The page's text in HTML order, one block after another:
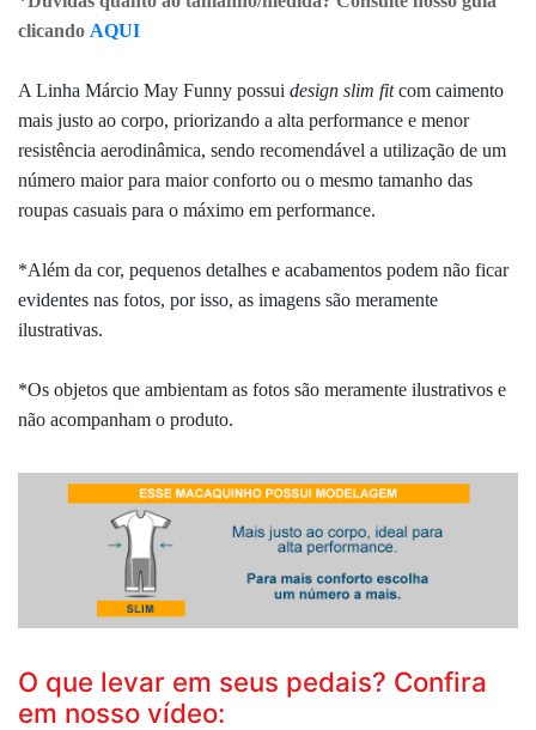
clicando AQUI
A Linha Márcio May Funny possui design slim fitcom caimento
mais justo ao corpo, priorizando a alta performance e menor
resistência aerodinâmica, sendo recomendável a utilização de um
número maior para maior conforto ou o mesmo tamanho das
roupas casuais para o máximo em performance.
*Além da cor, pequenos detalhes e acabamentos podem não ficar
evidentes nas fotos, por isso, as imagens são meramente
ilustrativas.
*Os objetos que ambientam as fotos são meramente ilustrativos e
não acompanham o produto.
O que levar em seus pedais? Confira
em nosso vídeo: